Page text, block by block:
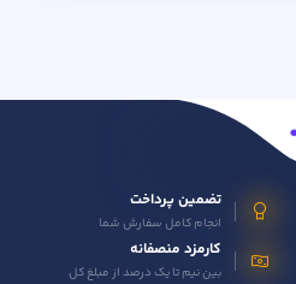
تضمین پرداخت
انجام کامل سفارش شما
کارمزد منصفانه
بین نیم تا یک درصد از مبلغ کل